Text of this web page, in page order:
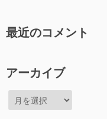
最近のコメント
アーカイブ
ー